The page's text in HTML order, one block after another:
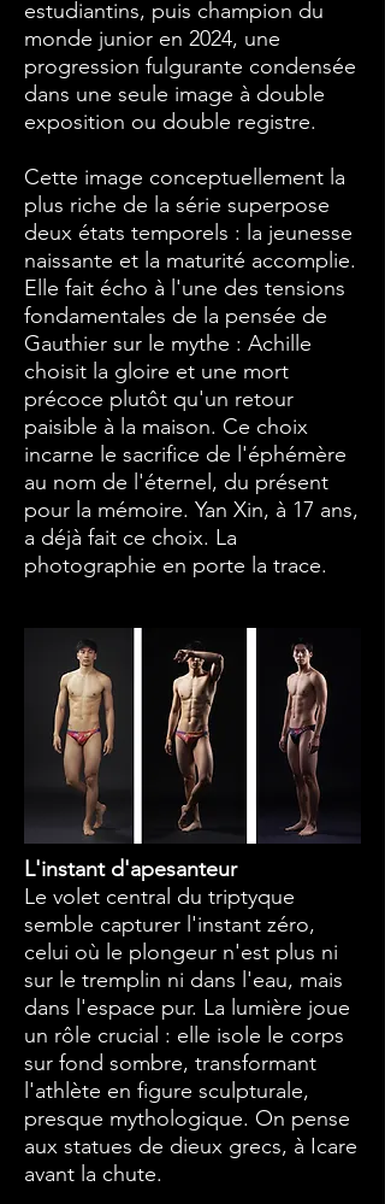
estudiantins, puis champion du
monde junior en 2024, une
progression fulgurante condensée
dans une seule image à double
exposition ou double registre.
Cette image conceptuellement la
plus riche de la série superpose
deux états temporels : la jeunesse
naissante et la maturité accomplie.
Elle fait écho à l'une des tensions
fondamentales de la pensée de
Gauthier sur le mythe : Achille
choisit la gloire et une mort
précoce plutôt qu'un retour
paisible à la maison. Ce choix
incarne le sacrifice de l'éphémère
au nom de l'éternel, du présent
pour la mémoire. Yan Xin, à 17 ans,
a déjà fait ce choix. La
photographie en porte la trace.
L'instant d'apesanteur
Le volet central du triptyque
semble capturer l'instant zéro,
celui où le plongeur n'est plus ni
sur le tremplin ni dans l'eau, mais
dans l'espace pur. La lumière joue
un rôle crucial : elle isole le corps
sur fond sombre, transformant
l'athlète en figure sculpturale,
presque mythologique. On pense
aux statues de dieux grecs, à Icare
avant la chute.